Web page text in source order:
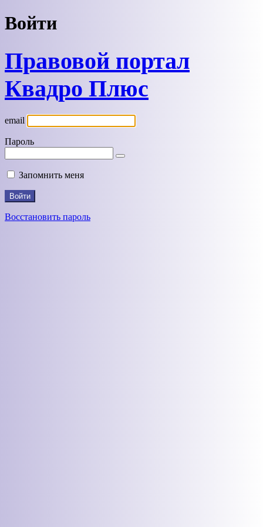
Войти
Правовой портал
Квадро Плюс
email
Пароль
Запомнить меня
Восстановить пароль